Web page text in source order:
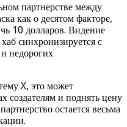
партнерстве между
как о десятом факторе,
10 долларов. Видение
синхронизируется с
недорогих
X, это может
создателям и поднять цену
остается весьма